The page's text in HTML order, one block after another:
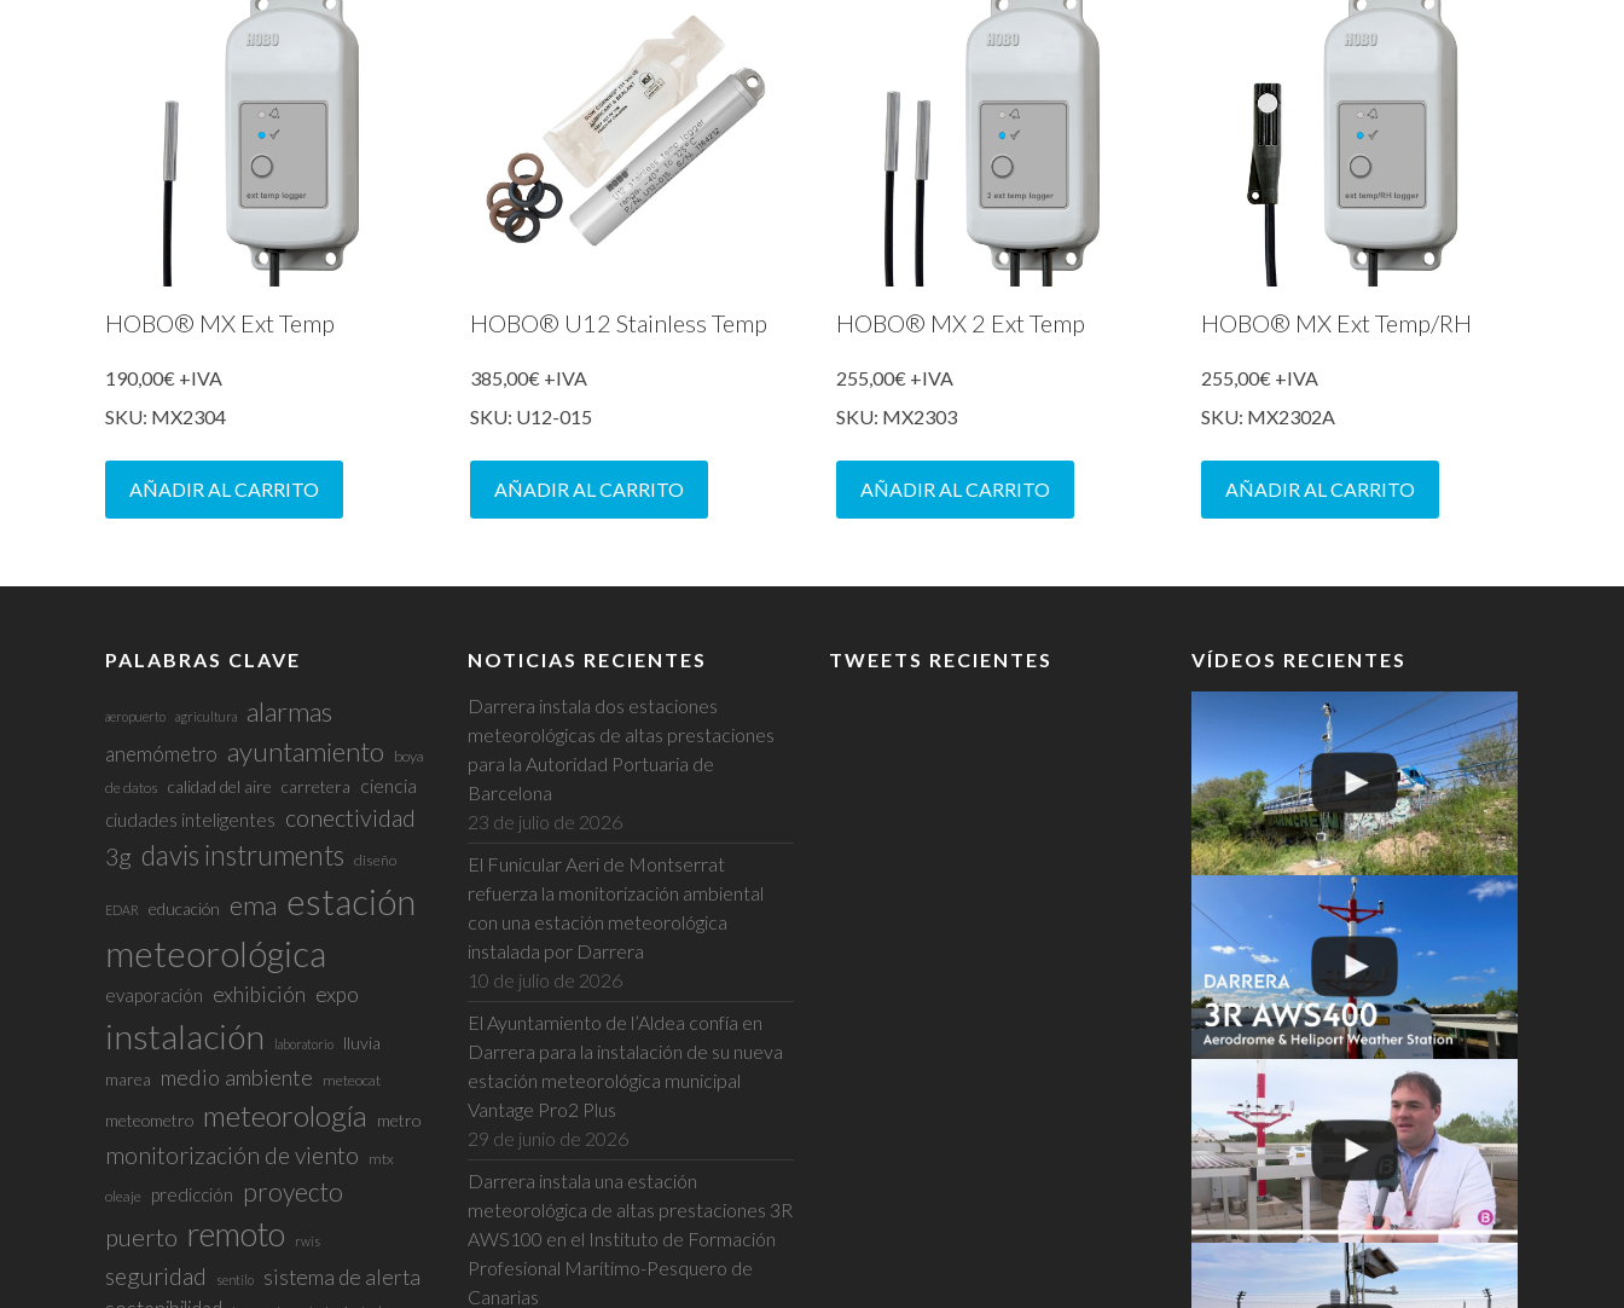
HOBO® MX Ext Temp
190,00€ +IVA
SKU: MX2304
AÑADIR AL CARRITO
HOBO® U12 Stainless Temp
385,00€ +IVA
SKU: U12-015
AÑADIR AL CARRITO
HOBO® MX 2 Ext Temp
255,00€ +IVA
SKU: MX2303
AÑADIR AL CARRITO
HOBO® MX Ext Temp/RH
255,00€ +IVA
SKU: MX2302A
AÑADIR AL CARRITO
PALABRAS CLAVE
aeropuerto agricultura alarmas
anemómetro ayuntamiento
boya
de datos calidad del aire carretera ciencia
ciudades inteligentes conectividad
3g davis instruments diseño
EDAR educación ema estación
meteorológica
evaporación exhibición expo
instalación laboratorio
lluvia
marea medio ambiente meteocat
meteometro meteorología metro
monitorización de viento mtx
oleaje predicción proyecto
puerto remoto rwis
seguridad sentilo
sistema de alerta
NOTICIAS RECIENTES
Darrera instala dos estaciones
meteorológicas de altas prestaciones
para la Autoridad Portuaria de
Barcelona
23 de julio de 2026
El Funicular Aeri de Montserrat
refuerza la monitorización ambiental
con una estación meteorológica
instalada por Darrera
10 de julio de 2026
El Ayuntamiento de l’Aldea confía en
Darrera para la instalación de su nueva
estación meteorológica municipal
Vantage Pro2 Plus
29 de junio de 2026
Darrera instala una estación
meteorológica de altas prestaciones 3R
AWS100 en el Instituto de Formación
Profesional Marítimo-Pesquero de
Canarias
TWEETS RECIENTES VÍDEOS RECIENTES